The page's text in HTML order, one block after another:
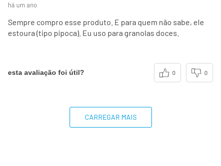
há um ano
Sempre compro esse produto. E para quem não sabe, ele
estoura (tipo pipoca). Eu uso para granolas doces.
esta avaliação foi útil? 0 0
CARREGAR MAIS